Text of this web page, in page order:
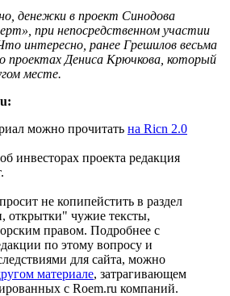
денежки в проект Синодова
при непосредственном участии
интересно, ранее Грешилов весьма
проектах Дениса Крючкова, который
месте.
можно прочитать на Ricn 2.0
инвесторах проекта редакция
не копипейстить в раздел
открытки" чужие тексты,
правом. Подробнее с
по этому вопросу и
для сайта, можно
материале, затрагивающем
с Roem.ru компаний.